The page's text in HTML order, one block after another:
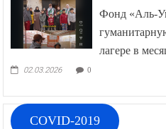
Фонд «Аль-
лагере в
02.03.2026 0
COVID-2019